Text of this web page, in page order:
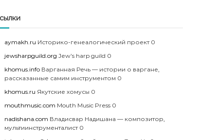
aymakh.ru Историко-генеалогический проект 0
jewsharpguild.org Jew’s harp guild 0
khomus.info Варганная Речь — истории о варгане,
рассказанные самим инструментом 0
khomus.ru Якутские хомусы 0
mouthmusic.com Mouth Music Press 0
nadishana.com Владисвар Надишана — композитор,
мультиинструменталист 0